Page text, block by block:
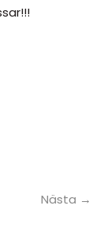
Nästa →